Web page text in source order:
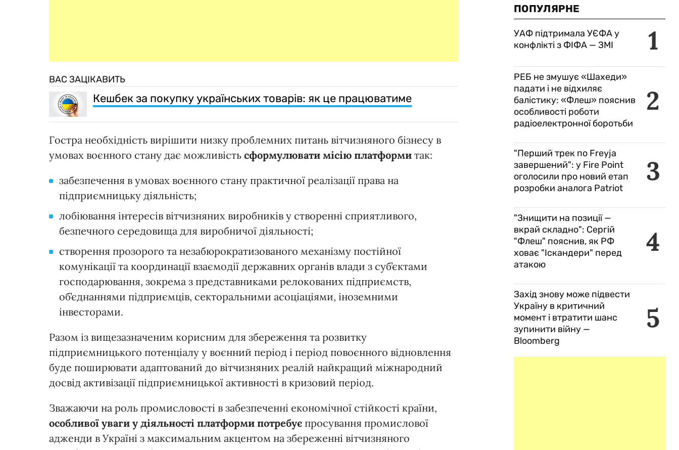
ВАС ЗАЦІКАВИТЬ
Кешбек за покупку українських товарів: як це працюватиме
Гостра необхідність вирішити низку проблемних питань вітчизняного бізнесу в
умовах воєнного стану дає можливість сформулювати місію платформи так:
забезпечення в умовах воєнного стану практичної реалізації права на
підприємницьку діяльність;
лобіювання інтересів вітчизняних виробників у створенні сприятливого,
безпечного середовища для виробничої діяльності;
створення прозорого та незабюрократизованого механізму постійної
комунікації та координації взаємодії державних органів влади з суб’єктами
господарювання, зокрема з представниками релокованих підприємств,
об’єднаннями підприємців, секторальними асоціаціями, іноземними
інвесторами.
Разом із вищезазначеним корисним для збереження та розвитку
підприємницького потенціалу у воєнний період і період повоєнного відновлення
буде поширювати адаптований до вітчизняних реалій найкращий міжнародний
досвід активізації підприємницької активності в кризовий період.
Зважаючи на роль промисловості в забезпеченні економічної стійкості країни,
особливої уваги у діяльності платформи потребує просування промислової
адженди в Україні з максимальним акцентом на збереженні вітчизняного
ПОПУЛЯРНЕ
1
УАФ підтримала УЄФА у
конфлікті з ФІФА — ЗМІ
2
РЕБ не змушує «Шахеди»
падати і не відхиляє
балістику: «Флеш» пояснив
особливості роботи
радіоелектронної боротьби
3
"Перший трек по Freyja
завершений": у Fire Point
оголосили про новий етап
розробки аналога Patriot
4
"Знищити на позиції —
вкрай складно": Сергій
"Флеш" пояснив, як РФ
ховає "Іскандери" перед
атакою
5
Захід знову може підвести
Україну в критичний
момент і втратити шанс
зупинити війну —
Bloomberg